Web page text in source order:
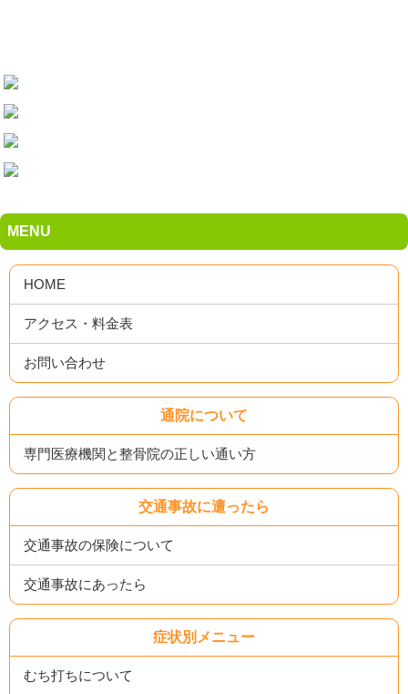
MENU
HOME
アクセス・料金表
お問い合わせ
通院について
専門医療機関と整骨院の正しい通い方
交通事故に遭ったら
交通事故の保険について
交通事故にあったら
症状別メニュー
むち打ちについて